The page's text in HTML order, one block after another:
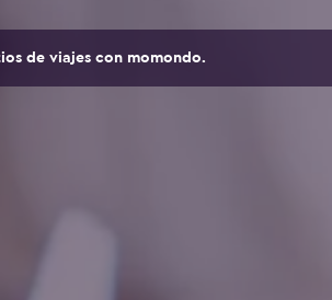
de viajes con momondo.